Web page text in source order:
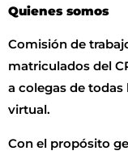
Quienes somos
Comisión de
matriculados del
a colegas de todas
virtual.
Con el propósito